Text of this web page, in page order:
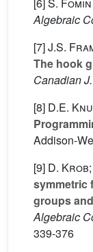
Algebraic
[7]J.S.
The hook
Canadian
[8] D.E.
Addison-
[9] D. Krob;
symmetric
groups
Algebraic
339-376